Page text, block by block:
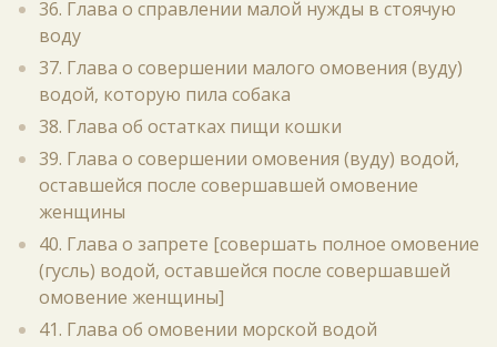
36. Глава о справлении малой нужды в стоячую
воду
37. Глава о совершении малого омовения (вуду)
водой, которую пила собака
38. Глава об остатках пищи кошки
39. Глава о совершении омовения (вуду) водой,
оставшейся после совершавшей омовение
женщины
40. Глава о запрете [совершать полное омовение
(гусль) водой, оставшейся после совершавшей
омовение женщины]
41. Глава об омовении морской водой